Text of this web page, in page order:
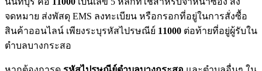
จดหมาย ส่งพัสดุ EMS ลงทะเบียน หรือกรอกที่อยู่ในการสั่งซื้อ
สินค้าออนไลน์ เพียงระบุรหัสไปรษณีย์ 11000 ต่อท้ายที่อยู่ผู้รับใน
ตำบลบางกระสอ